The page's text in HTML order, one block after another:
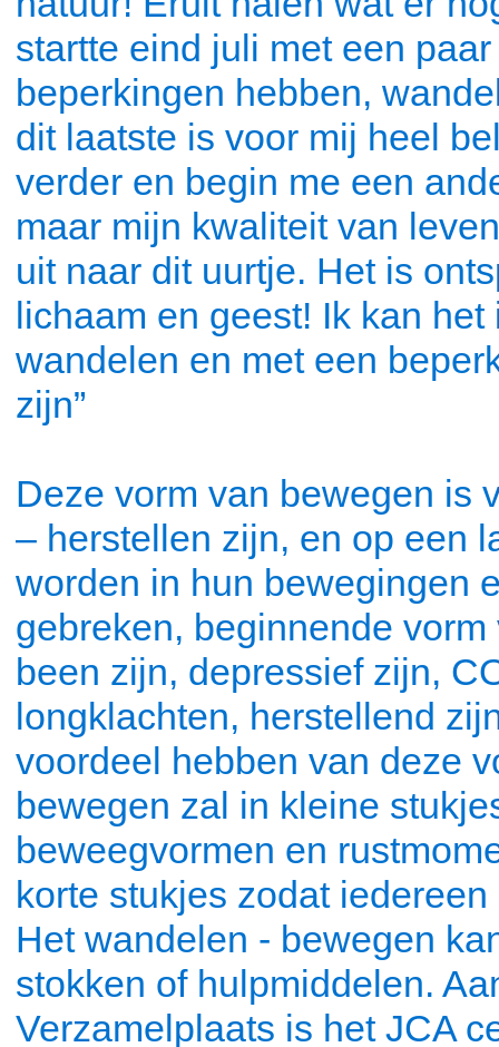
startte eind juli met een
beperkingen hebben,
dit laatste is voor mij heel
verder en begin me een
maar mijn kwaliteit van
uit naar dit uurtje. Het is
lichaam en geest! Ik kan
wandelen en met een
zijn”
Deze vorm van bewegen is
– herstellen zijn, en op een
worden in hun bewegingen
gebreken, beginnende
been zijn, depressief zijn,
longklachten, herstellend
voordeel hebben van deze
bewegen zal in kleine
beweegvormen en
korte stukjes zodat
Het wandelen - bewegen
stokken of hulpmiddelen.
Verzamelplaats is het JCA